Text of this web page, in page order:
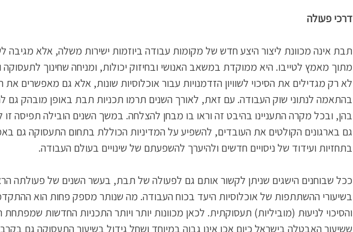
דרכי פעולה
תבת אינה מכוונת ליצור היצע חדש של מקומות עבודה ביוזמות ישירות משלה, אלא מגיבה
מתוך מאמץ לטייבו. היא ממוקדת במשאב האנושי ובחיזוק יכולות, ומניחה שחינוך לתעסוקה
לא רק מגדילים את הסיכוי לשוויון הזדמנויות עבור אוכלוסיות שונות, אלא גם מאפשרים את
בהתאמה לנתוני שוק העבודה. עם זאת, לאורך השנים תרמו תכניות תבת באופן מובהק
בהן, ובכל מקרה התעניינו בהיבט זה וראו בו מבחן להצלחה. במשך השנים הובילה תפיסה זו
גם בארגונים הקולטים את העובדים, להשפיע על המדיניות הכוללת בתחום התעסוקה גם
בתחזיות ועידוד של ניסויים חדשים ולהיערך להשפעתם של שינויים בעולם העבודה.
ככל שבוחנים הישגים שניתן לקשור אותם גם לפעולה של תבת, בעשר השנים של פעולתה
בשיעורי ההשתתפות של אוכלוסיות היעד בכוח העבודה. מה שנותר מספק פחות הוא
והסיכוי לניעוּת (מוביליות) תעסוקתית. לכאן מכוונות יותר ויותר התכניות החדשות
ששיעור האבטלה בישראל כיום אכן אינו גבוה במיוחד ושחל גידול בשיעור התעסוקה גם